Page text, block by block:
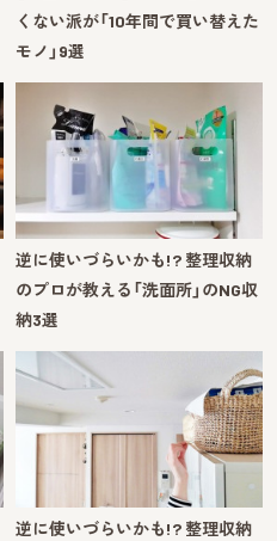
くない派が「10年間で買い替えた
モノ」9選
逆に使いづらいかも!? 整理収納
のプロが教える「洗面所」のNG収
納3選
逆に使いづらいかも!? 整理収納